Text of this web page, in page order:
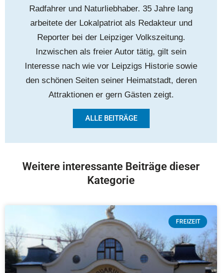
Radfahrer und Naturliebhaber. 35 Jahre lang
arbeitete der Lokalpatriot als Redakteur und
Reporter bei der Leipziger Volkszeitung.
Inzwischen als freier Autor tätig, gilt sein
Interesse nach wie vor Leipzigs Historie sowie
den schönen Seiten seiner Heimatstadt, deren
Attraktionen er gern Gästen zeigt.
ALLE BEITRÄGE
Weitere interessante Beiträge dieser
Kategorie
FREIZEIT